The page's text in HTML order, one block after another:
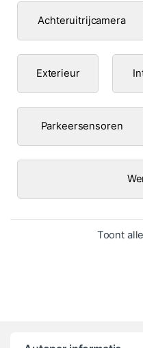
Achteruitrijcamera
Exterieur
Parkeersensoren
Toont